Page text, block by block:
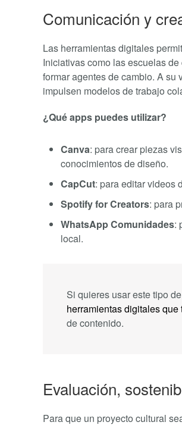
Comunicación y
Las herramientas digitales
Iniciativas como las escuelas
formar agentes de cambio. A
impulsen modelos de trabajo
¿Qué apps puedes utilizar?
Canva: para crear piezas
conocimientos de diseño.
CapCut: para editar videos
Spotify for Creators: para
WhatsApp Comunidades:
local.
Si quieres usar este tipo
herramientas digitales
de contenido.
Evaluación,
Para que un proyecto cultural